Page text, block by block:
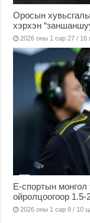
Оросын
хэрхэн
2026 оны 1 сар 27 / 16
Е-спортын монгол
ойролцоогоор
2026 оны 1 сар 9 / 10